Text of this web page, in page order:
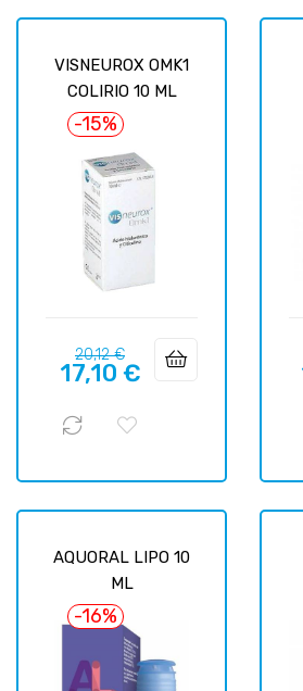
VISNEUROX OMK1
COLIRIO 10 ML
-15%
Precio
regular
20,12 €Precio
17,10 €
AQUORAL LIPO 10
ML
-16%